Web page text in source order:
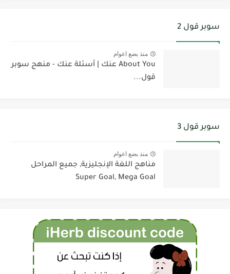
سوبر قول 2
منذ بضع اعوام
About You عنك | أسئلة عنك - منهج سوبر
قول...
سوبر قول 3
منذ بضع اعوام
مناهج اللغة الإنجليزية, جميع المراحل
Super Goal, Mega Goal